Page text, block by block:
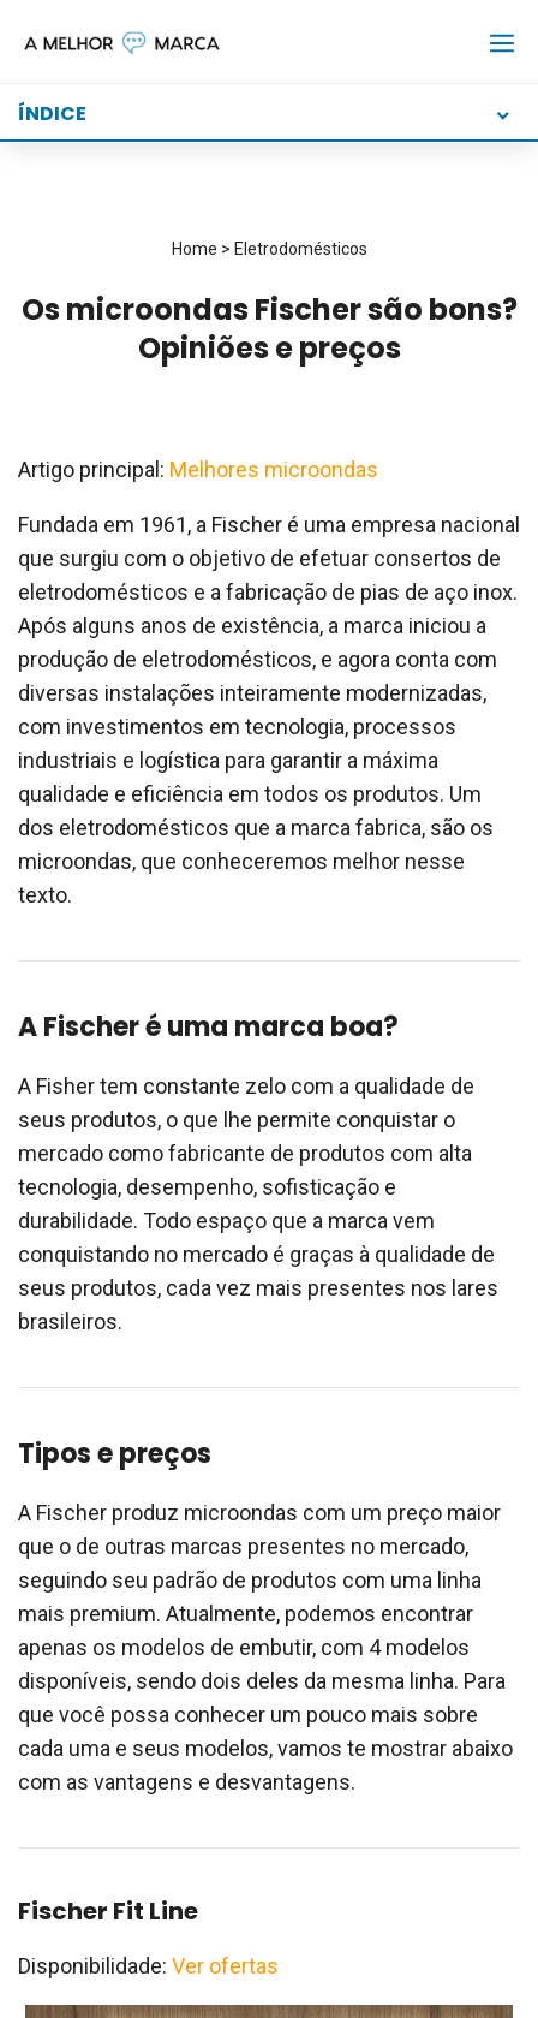
ÍNDICE
Home > Eletrodomésticos
Os microondas Fischer são bons?
Opiniões e preços
Artigo principal: Melhores microondas
Fundada em 1961, a Fischer é uma empresa nacional
que surgiu com o objetivo de efetuar consertos de
eletrodomésticos e a fabricação de pias de aço inox.
Após alguns anos de existência, a marca iniciou a
produção de eletrodomésticos, e agora conta com
diversas instalações inteiramente modernizadas,
com investimentos em tecnologia, processos
industriais e logística para garantir a máxima
qualidade e eficiência em todos os produtos. Um
dos eletrodomésticos que a marca fabrica, são os
microondas, que conheceremos melhor nesse
texto.
A Fischer é uma marca boa?
A Fisher tem constante zelo com a qualidade de
seus produtos, o que lhe permite conquistar o
mercado como fabricante de produtos com alta
tecnologia, desempenho, sofisticação e
durabilidade. Todo espaço que a marca vem
conquistando no mercado é graças à qualidade de
seus produtos, cada vez mais presentes nos lares
brasileiros.
Tipos e preços
A Fischer produz microondas com um preço maior
que o de outras marcas presentes no mercado,
seguindo seu padrão de produtos com uma linha
mais premium. Atualmente, podemos encontrar
apenas os modelos de embutir, com 4 modelos
disponíveis, sendo dois deles da mesma linha. Para
que você possa conhecer um pouco mais sobre
cada uma e seus modelos, vamos te mostrar abaixo
com as vantagens e desvantagens.
Fischer Fit Line
Disponibilidade: Ver ofertas